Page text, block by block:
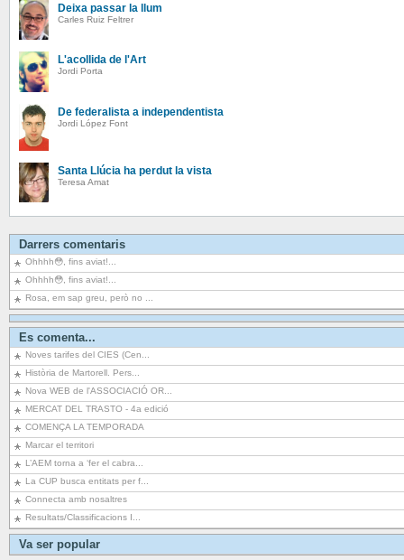
Deixa passar la llum
Carles Ruiz Feltrer
L'acollida de l'Art
Jordi Porta
De federalista a independentista
Jordi López Font
Santa Llúcia ha perdut la vista
Teresa Amat
Darrers comentaris
Ohhhh😳, fins aviat!...
Ohhhh😳, fins aviat!...
Rosa, em sap greu, però no ...
Es comenta...
Noves tarifes del CIES (Cen...
Història de Martorell. Pers...
Nova WEB de l'ASSOCIACIÓ OR...
MERCAT DEL TRASTO - 4a edició
COMENÇA LA TEMPORADA
Marcar el territori
L’AEM torna a ‘fer el cabra...
La CUP busca entitats per f...
Connecta amb nosaltres
Resultats/Classificacions I...
Va ser popular